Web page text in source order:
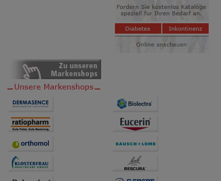
auf unserer Website aber auch die Werbung auf
Drittseiten möglichst relevant für Sie zu gestalten.
Bitte beachten Sie, dass Daten hierfür teilweise an
Dritte wie z.B. Google oder soziale Medien